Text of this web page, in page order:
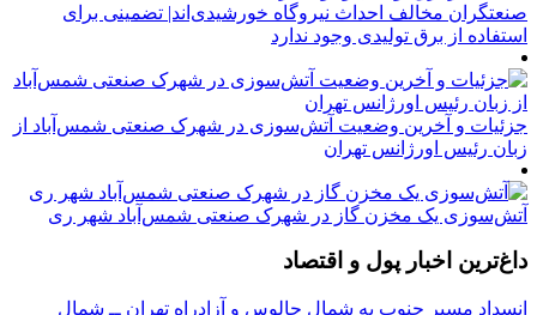
صنعتگران مخالف احداث نیروگاه خورشیدی‌اند| تضمینی برای
استفاده از برق تولیدی وجود ندارد
جزئیات و آخرین وضعیت آتش‌سوزی در شهرک صنعتی شمس‌آباد از
زبان رئیس اورژانس تهران
آتش‌سوزی یک مخزن گاز در شهرک صنعتی شمس‌آباد شهر ری
داغ‌ترین اخبار پول و اقتصاد
انسداد مسیر جنوب به شمال چالوس و آزادراه تهران ــ شمال